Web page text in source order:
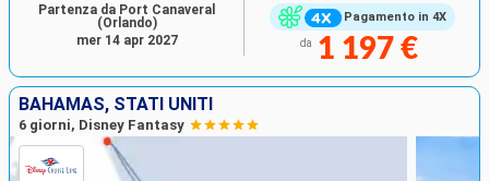
Pagamento in 4X
da 1 197 €
Partenza da Port Canaveral
(Orlando)
mer 14 apr 2027
BAHAMAS, STATI UNITI
6 giorni, Disney Fantasy